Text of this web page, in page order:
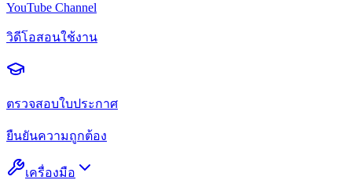
YouTube Channel
วิดีโอสอนใช้งาน
ตรวจสอบใบประกาศ
ยืนยันความถูกต้อง
เครื่องมือ